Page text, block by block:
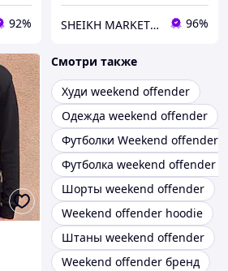
92% SHEIKH MARKET - магазин одежды 96%
Смотри также
Худи weekend offender
Одежда weekend offender
Футболки Weekend offender
Футболка weekend offender
Шорты weekend offender
Weekend offender hoodie
Штаны weekend offender
Weekend offender бренд